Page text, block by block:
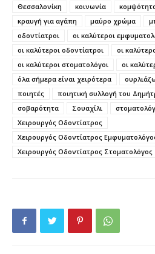
Θεσσαλονίκη
κοινωνία
κραυγή για αγάπη
μαύρο χρώμα
οδοντίατροι
οι καλύτεροι
οι καλύτεροι οδοντίατροι
οι
οι καλύτεροι στοματολόγοι
οι
όλα σήμερα είναι χειρότερα
ποιητές
ποιητική συλλογή του
σοβαρότητα
Σουαχίλι
Χειρουργός Οδοντίατρος
Χειρουργός Οδοντίατρος
Χειρουργός Οδοντίατρος Στοματολόγος